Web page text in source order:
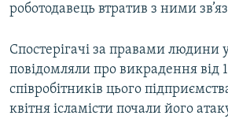
Усі сайти RFE/RL
роботодавець втратив з ними
Спостерігачі за правами людини
повідомляли про викрадення від
співробітників цього
квітня ісламісти почали його